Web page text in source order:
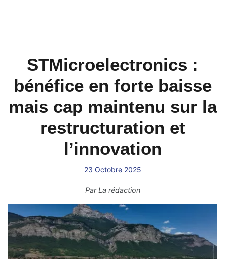
STMicroelectronics :
bénéfice en forte baisse
mais cap maintenu sur la
restructuration et
l’innovation
23 Octobre 2025
ParLa rédaction